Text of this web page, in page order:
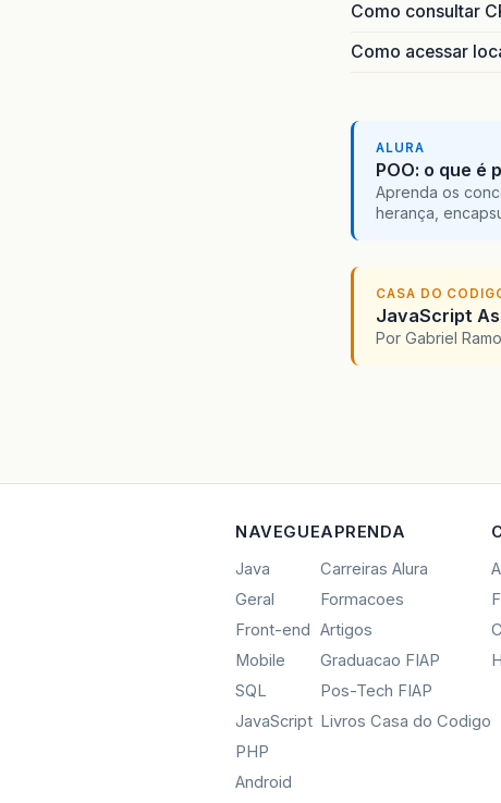
Como consultar
Como acessar
ALURA
POO: o que é
Aprenda os
herança,
CASA DO
JavaScript
Por Gabriel
NAVEGUE
Java
Geral
Front-end
Mobile
SQL
JavaScript
PHP
Android
APRENDA
Carreiras Alura
Formacoes
Artigos
Graduacao FIAP
Pos-Tech FIAP
Livros Casa do Codigo